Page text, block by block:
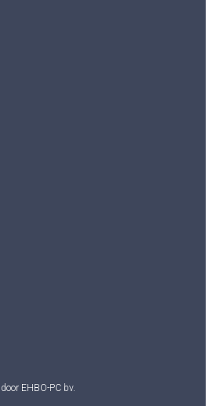
EHBO-PC bv.